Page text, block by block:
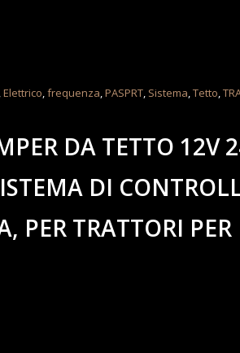
,Elettrico,frequenza,PASPRT, Sistema,Tetto,
DA TETTO 12V
DI
PER TRATTORI PER